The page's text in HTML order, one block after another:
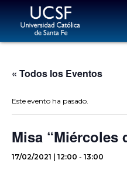
« Todos los Eventos
Este evento ha pasado.
Misa “Miércoles
17/02/2021 | 12:00 - 13:00